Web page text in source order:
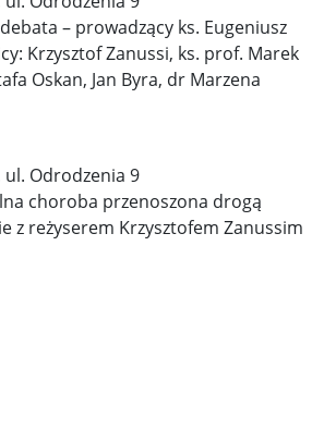
– prowadzący ks. Eugeniusz
Krzysztof Zanussi, ks. prof. Marek
Oskan, Jan Byra, dr Marzena
ul. Odrodzenia 9
choroba przenoszona drogą
z reżyserem Krzysztofem Zanussim